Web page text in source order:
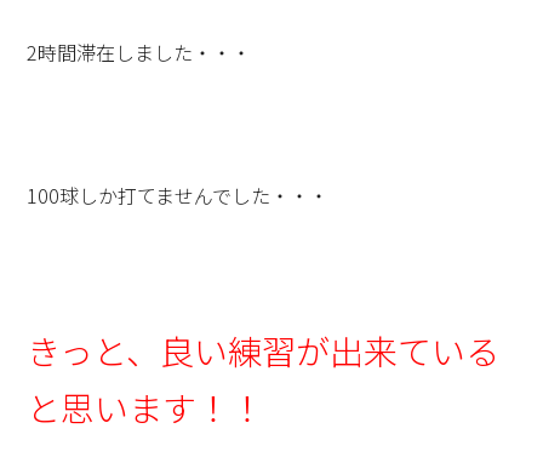
2時間滞在しました・・・
100球しか打てませんでした・・・
きっと、良い練習が出来ている
と思います！！